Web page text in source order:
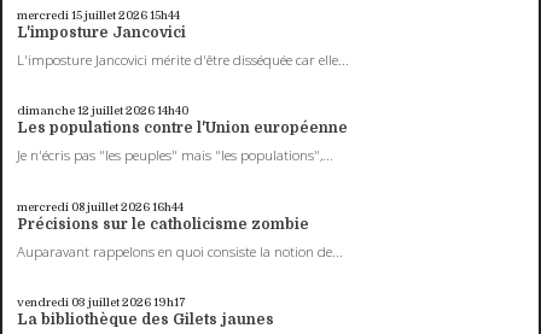
mercredi 15juillet 202615h44
L'imposture Jancovici
L'imposture Jancovici mérite d'être disséquée car elle...
dimanche 12 juillet 202614h40
Les populations contre l'Union européenne
Je n'écris pas "les peuples" mais "les populations",...
mercredi 08juillet 202616h44
Précisions sur le catholicisme zombie
Auparavant rappelons en quoi consiste la notion de...
vendredi 03 juillet 202619h17
La bibliothèque des Gilets jaunes